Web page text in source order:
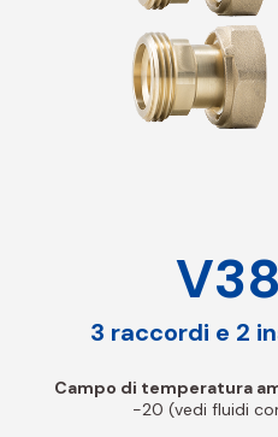
3 raccordi e 2
Campo di temperatura
-20 (vedi fluidi